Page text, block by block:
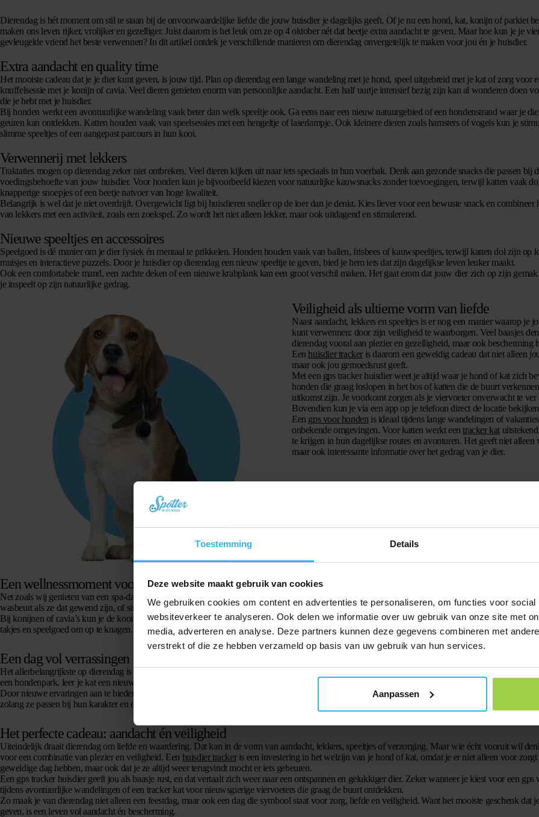
Toestemming Details
Deze website maakt gebruik van cookies
We gebruiken cookies om content en advertenties te personaliseren, om functies voor social
websiteverkeer te analyseren. Ook delen we informatie over uw gebruik van onze site met
media, adverteren en analyse. Deze partners kunnen deze gegevens combineren met
verstrekt of die ze hebben verzameld op basis van uw gebruik van hun services.
Aanpassen
Dierendag is hét moment om stil te staan bij de onvoorwaardelijke liefde die jouw huisdier je dagelijks geeft. Of je nu een hond, kat, konijn of parkiet
maken ons leven rijker, vrolijker en gezelliger. Juist daarom is het leuk om ze op 4 oktober nét dat beetje extra aandacht te geven. Maar hoe kun je je
gevleugelde vriend het beste verwennen? In dit artikel ontdek je verschillende manieren om dierendag onvergetelijk te maken voor jou én je huisdier.
Extra aandacht en quality time
Het mooiste cadeau dat je je dier kunt geven, is jouw tijd. Plan op dierendag een lange wandeling met je hond, speel uitgebreid met je kat of zorg voor
knuffelsessie met je konijn of cavia. Veel dieren genieten enorm van persoonlijke aandacht. Een half uurtje intensief bezig zijn kan al wonderen doen
die je hebt met je huisdier.
Bij honden werkt een avontuurlijke wandeling vaak beter dan welk speeltje ook. Ga eens naar een nieuw natuurgebied of een hondenstrand waar je
geuren kan ontdekken. Katten houden vaak van speelsessies met een hengeltje of laserlampje. Ook kleinere dieren zoals hamsters of vogels kun je
slimme speeltjes of een aangepast parcours in hun kooi.
Verwennerij met lekkers
Traktaties mogen op dierendag zeker niet ontbreken. Veel dieren kijken uit naar iets speciaals in hun voerbak. Denk aan gezonde snacks die passen bij
voedingsbehoefte van jouw huisdier. Voor honden kun je bijvoorbeeld kiezen voor natuurlijke kauwsnacks zonder toevoegingen, terwijl katten vaak
knapperige snoepjes of een beetje natvoer van hoge kwaliteit.
Belangrijk is wel dat je niet overdrijft. Overgewicht ligt bij huisdieren sneller op de loer dan je denkt. Kies liever voor een bewuste snack en combineer
van lekkers met een activiteit, zoals een zoekspel. Zo wordt het niet alleen lekker, maar ook uitdagend en stimulerend.
Nieuwe speeltjes en accessoires
Speelgoed is dé manier om je dier fysiek én mentaal te prikkelen. Honden houden vaak van ballen, frisbees of kauwspeeltjes, terwijl katten dol zijn op
muisjes en interactieve puzzels. Door je huisdier op dierendag een nieuw speeltje te geven, bied je hem iets dat zijn dagelijkse leven leuker maakt.
Ook een comfortabele mand, een zachte deken of een nieuwe krabplank kan een groot verschil maken. Het gaat erom dat jouw dier zich op zijn
je inspeelt op zijn natuurlijke gedrag.
Veiligheid als ultieme vorm van liefde
Naast aandacht, lekkers en speeltjes is er nog een manier waarop je
kunt verwennen: door zijn veiligheid te waarborgen. Veel baasjes
dierendag vooral aan plezier en gezelligheid, maar ook bescherming
Een huisdier tracker is daarom een geweldig cadeau dat niet alleen
maar ook jou gemoedsrust geeft.
Met een gps tracker huisdier weet je altijd waar je hond of kat zich
honden die graag loslopen in het bos of katten die de buurt
uitkomst zijn. Je voorkomt zorgen als je viervoeter onverwacht te ver
Bovendien kun je via een app op je telefoon direct de locatie
Een gps voor honden is ideaal tijdens lange wandelingen of
onbekende omgevingen. Voor katten werkt eentracker kat
te krijgen in hun dagelijkse routes en avonturen. Het geeft niet alleen
maar ook interessante informatie over het gedrag van je dier.
Een wellnessmoment voor je huisdier
Net zoals wij genieten van een spa-dagje, kun je je dier ook verwennen met
. Denk aan een uitgebreide borstelbeurt voor honden en katten,
wasbeurt als ze dat gewend zijn, of simpelweg hun vacht en nagels bijwerken. Dit voelt niet alleen fijn voor het dier, maar is ook belangrijk voor de
Bij konijnen of cavia’s kun je de kooi extra grondig schoonmaken en voorzien van vers hooi en nieuwe speeltjes. Ook vogels waarderen een frisse
takjes en speelgoed om op te knagen.
Een dag vol verrassingen
Het allerbelangrijkste op dierendag is dat je jouw dier verrast met iets
een hondenpark, leer je kat een nieuw trucje of bouw een speurtocht voor je konijn. Kleine veranderingen maken de dag speciaal.
Door nieuwe ervaringen aan te bieden, stimuleer je het welzijn van je dier en versterk je jullie band. Dieren zijn vaak nieuwsgierig en houden van
zolang ze passen bij hun karakter en energielevel.
Het perfecte cadeau: aandacht én veiligheid
Uiteindelijk draait dierendag om liefde en waardering. Dat kan in de vorm van aandacht, lekkers, speeltjes of verzorging. Maar wie écht vooruit wil
voor een combinatie van plezier en veiligheid. Een huisdier trackeris een investering in het welzijn van je hond of kat, omdat je er niet alleen voor zorgt
geweldige dag hebben, maar ook dat je ze altijd weer terugvindt mocht er iets gebeuren.
Een gps tracker huisdier geeft jou als baasje rust, en dat vertaalt zich weer naar een ontspannen en gelukkiger dier. Zeker wanneer je kiest voor een gps
tijdens avontuurlijke wandelingen of een tracker kat voor nieuwsgierige viervoeters die graag de buurt ontdekken.
Zo maak je van dierendag niet alleen een feestdag, maar ook een dag die symbool staat voor zorg, liefde en veiligheid. Want het mooiste geschenk dat
geven, is een leven vol aandacht én bescherming.